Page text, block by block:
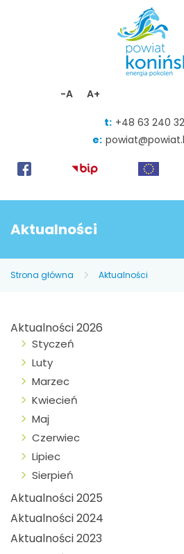
-A A+
t: +48 63 240
e:
Aktualności
Strona główna Aktualności
Aktualności 2026
Styczeń
Luty
Marzec
Kwiecień
Maj
Czerwiec
Lipiec
Sierpień
Aktualności 2025
Aktualności 2024
Aktualności 2023